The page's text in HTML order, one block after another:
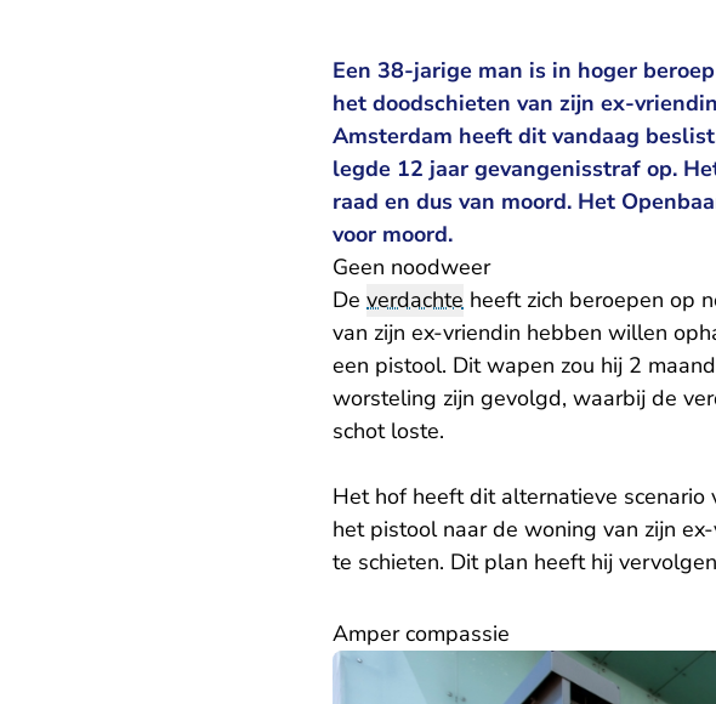
Een 38-jarige man is in hoger
het doodschieten van zijn ex-
Amsterdam heeft dit vandaag
legde 12 jaar gevangenisstraf op.
raad en dus van moord. Het
voor moord.
Geen noodweer
De verdachte heeft zich beroepen op
van zijn ex-vriendin hebben willen
een pistool. Dit wapen zou hij 2
worsteling zijn gevolgd, waarbij de
schot loste.
Het hof heeft dit alternatieve
het pistool naar de woning van zijn
te schieten. Dit plan heeft hij
Amper compassie